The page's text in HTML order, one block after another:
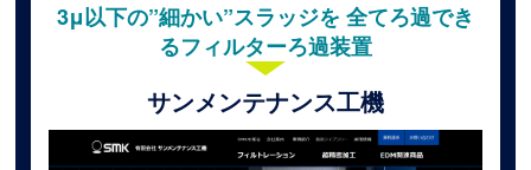
3μ以下の”細かい”スラッジを 全てろ過でき
るフィルターろ過装置
サンメンテナンス工機